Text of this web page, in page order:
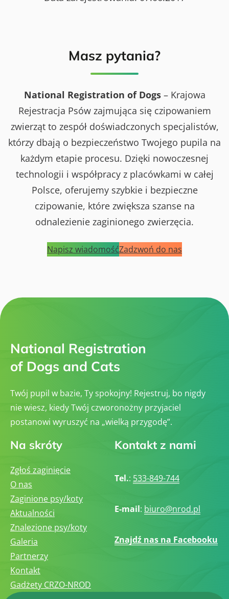
Masz pytania?
National Registration of Dogs– Krajowa
Rejestracja Psów zajmująca się czipowaniem
zwierząt to zespół doświadczonych specjalistów,
którzy dbają o bezpieczeństwo Twojego pupila na
każdym etapie procesu. Dzięki nowoczesnej
technologii i współpracy z placówkami w całej
Polsce, oferujemy szybkie i bezpieczne
czipowanie, które zwiększa szanse na
odnalezienie zaginionego zwierzęcia.
Napisz wiadomośćZadzwoń do nas
National Registration
of Dogs and Cats
Twój pupil w bazie, Ty spokojny! Rejestruj, bo nigdy
nie wiesz, kiedy Twój czworonożny przyjaciel
postanowi wyruszyć na „wielką przygodę”.
Na skróty
Zgłoś zaginięcie
O nas
Zaginione psy/koty
Aktualności
Znalezione psy/koty
Galeria
Partnerzy
Kontakt
Gadżety CRZO-NROD
Kontakt z nami
Tel.: 533-849-744
E-mail: biuro@nrod.pl
Znajdź nas na Facebooku